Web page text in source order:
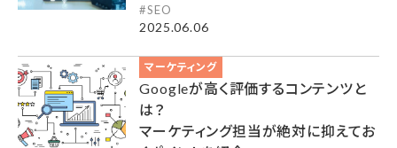
SEO
2025.06.06
マーケティング
Googleが高く評価するコンテンツと
は？
マーケティング担当が絶対に抑えてお